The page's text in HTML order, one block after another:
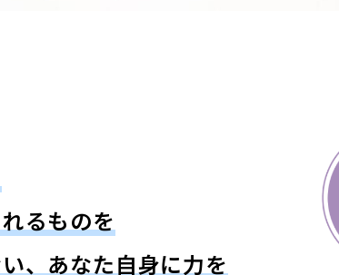
るものを
、あなた自身に力を